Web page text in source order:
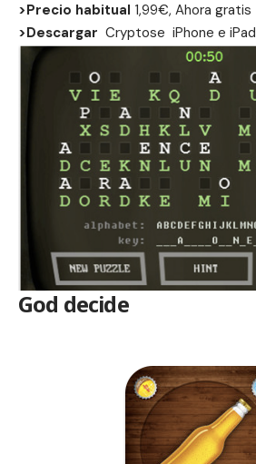
>Precio habitual 1,99€, Ahora gratis
>Descargar Cryptose iPhone e iPad
God decide